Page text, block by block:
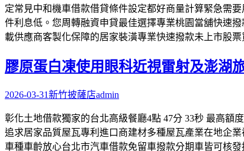
定常見中和機車借款借貸條件設定都好商量計算緊急需
件利息低。您周轉融資申貸最佳選擇專業桃園當舖快速
載供應商客製化保障的居家裝潢專業快速撥款未上市股
膠原蛋白凍使用眼科近視雷射及澎湖
2026-03-31新竹披薩店admin
彰化土地借款獨家的台北高級餐廳4點 47分 33秒 最高
追求居家品質屋瓦專利進口商建材多種屋瓦產業在地企
車種車齡放心台北市汽車借款免留車撥款分期車皆可核